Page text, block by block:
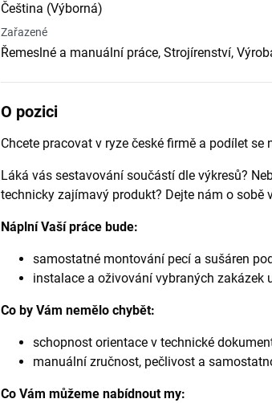
Čeština (Výborná)
Zařazené
Řemeslné a manuální práce, Strojírenství,
O pozici
Chcete pracovat v ryze české firmě a podílet
Láká vás sestavování součástí dle výkresů?
technicky zajímavý produkt? Dejte nám o sobě
Náplní Vaší práce bude:
samostatné montování pecí a sušáren
instalace a oživování vybraných zakázek
Co by Vám nemělo chybět:
schopnost orientace v technické
manuální zručnost, pečlivost a
Co Vám můžeme nabídnout my: